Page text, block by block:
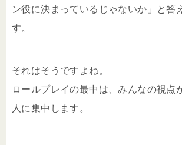
ン役に決まっているじゃないか」と答
す。
それはそうですよね。
ロールプレイの最中は、みんなの視点
人に集中します。